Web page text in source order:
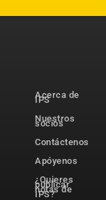
Acerca de
IPS
Nuestros
socios
Contáctenos
Apóyenos
¿Quieres
publicar
notas de
IPS?